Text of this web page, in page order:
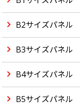
B2サイズパネル
B3サイズパネル
B4サイズパネル
B5サイズパネル